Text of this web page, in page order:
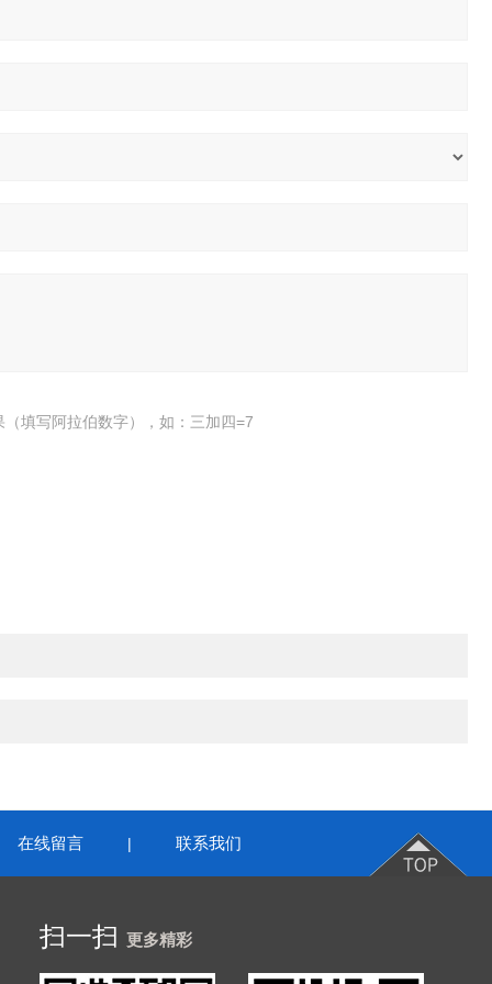
（填写阿拉伯数字），如：三加四=7
在线留言 | 联系我们
扫一扫 更多精彩